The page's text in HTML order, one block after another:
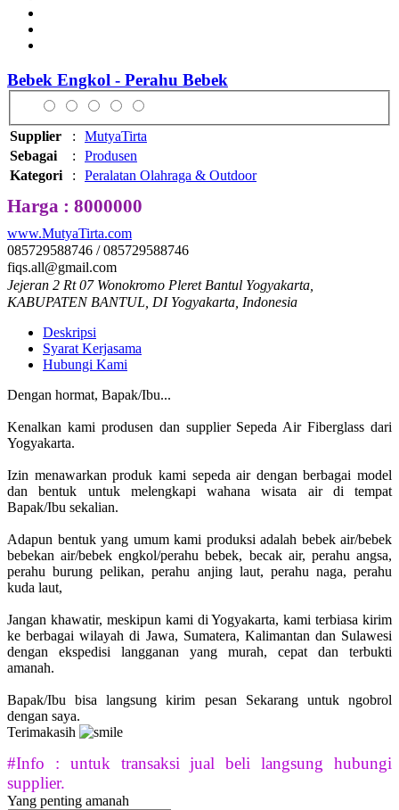
Bebek Engkol - Perahu Bebek
Supplier :
MutyaTirta
Sebagai
:
Produsen
Kategori
: Peralatan Olahraga & Outdoor
Harga : 8000000
www.MutyaTirta.com
085729588746 / 085729588746
fiqs.all@gmail.com
Jejeran 2 Rt 07 Wonokromo Pleret Bantul Yogyakarta,
KABUPATEN BANTUL, DI Yogyakarta, Indonesia
Deskripsi
Syarat Kerjasama
Hubungi Kami
Dengan hormat, Bapak/Ibu...
Kenalkan kami produsen dan supplier Sepeda Air Fiberglass dari
Yogyakarta.
Izin menawarkan produk kami sepeda air dengan berbagai model
dan bentuk untuk melengkapi wahana wisata air di tempat
Bapak/Ibu sekalian.
Adapun bentuk yang umum kami produksi adalah bebek air/bebek
bebekan air/bebek engkol/perahu bebek, becak air, perahu angsa,
perahu burung pelikan, perahu anjing laut, perahu naga, perahu
kuda laut,
Jangan khawatir, meskipun kami di Yogyakarta, kami terbiasa kirim
ke berbagai wilayah di Jawa, Sumatera, Kalimantan dan Sulawesi
dengan ekspedisi langganan yang murah, cepat dan terbukti
amanah.
Bapak/Ibu bisa langsung kirim pesan Sekarang untuk ngobrol
dengan saya.
Terimakasih
#Info : untuk transaksi jual beli langsung hubungi
supplier.
Yang penting amanah